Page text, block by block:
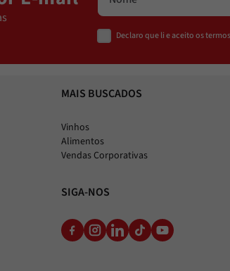
Declaro que li e aceito os
MAIS BUSCADOS
Vinhos
Alimentos
Vendas Corporativas
SIGA-NOS